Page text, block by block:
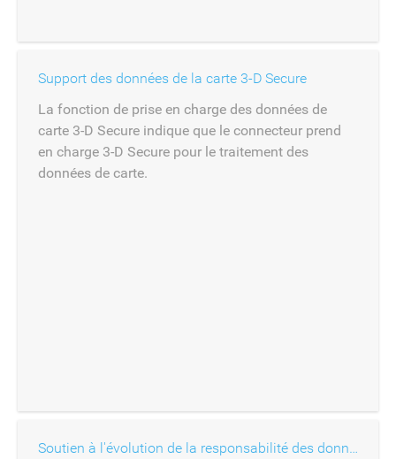
Support des données de la carte 3-D Secure
La fonction de prise en charge des données de
carte 3-D Secure indique que le connecteur prend
en charge 3-D Secure pour le traitement des
données de carte.
Soutien à l'évolution de la responsabilité des données des cartes